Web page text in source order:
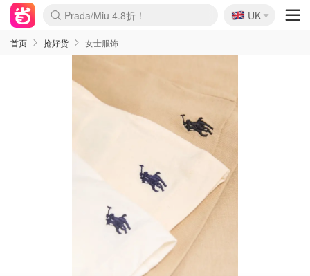
麦卢卡蜂蜜夏促！个位数！
Prada/Miu 4.8折！
啥？必胜客披萨5折！
🇬🇧
UK
首页 抢好货 女士服饰